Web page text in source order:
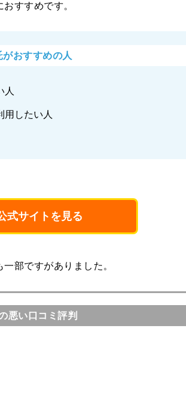
すすめです。
がおすすめの人
人
用したい人
式サイトを見る
部ですがありました。
悪い口コミ評判